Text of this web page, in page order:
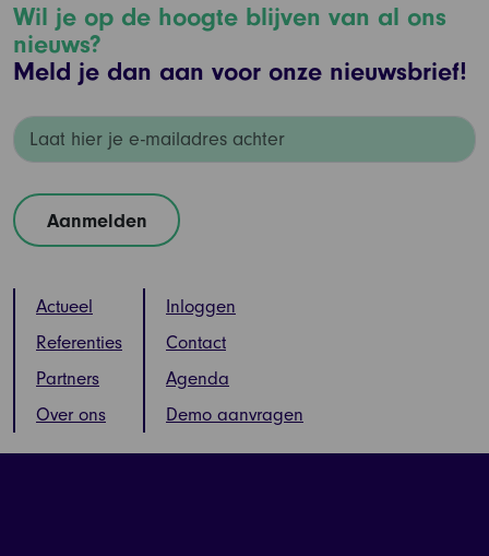
Wil je op de hoogte blijven van al ons
nieuws?
Meld je dan aan voor onze nieuwsbrief!
Actueel
Referenties
Partners
Over ons
Inloggen
Contact
Agenda
Demo aanvragen